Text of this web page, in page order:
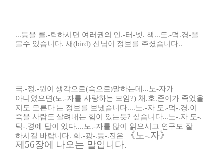
...등을 클.-릭하시면 여러권의 인.-터-넷. 책...도.-덕.경-을
볼수 있습니다. 새(bird) 신님이 정보를 주셨습니다..
국.-정.-원이 생각으로(속으로)말하는데...노-자가
아니였으면(노.-자를 사랑하는 모임?) 채.호.준이가 죽었을
지도 모른다 는 정보를 보냈습니다....노.-자 도.-덕-.경.이
죽을 사람도 살려내는 힘이 있는듯? 싶습니다...노-.자 도-.
덕-.경에 답이 있다....노.-자를 많이 읽으시고 연구도 잘
하시길 바랍니다. 화.-광-.동-.진은
《노-.자》
제 56장에 나오는 말입니다.